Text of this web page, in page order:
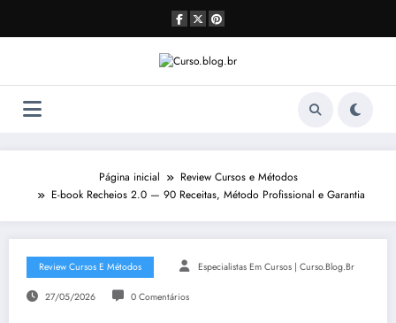
o
Página inicial
Review Cursos e Métodos
E-book Recheios 2.0 — 90 Receitas, Método Profissional e Garantia
Review Cursos E Métodos Especialistas Em Cursos | Curso.blog.br
27/05/2026 0 Comentários